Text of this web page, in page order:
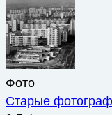
Фото
Старые